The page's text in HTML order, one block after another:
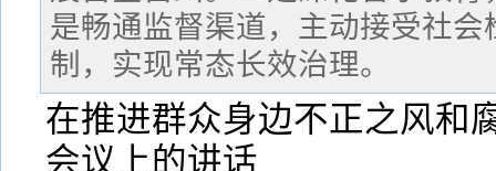
是畅通监督渠道，主动接受社
制，实现常态长效治理。
在推进群众身边不正之风和
会议上的讲话